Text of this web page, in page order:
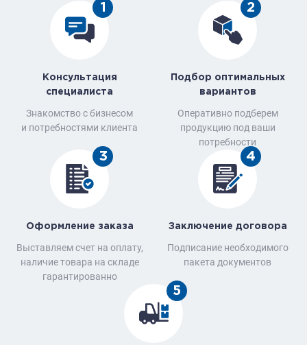
1
Консультация
специалиста
Знакомство с бизнесом
и потребностями клиента
2
Подбор оптимальных
вариантов
Оперативно подберем
продукцию под ваши
потребности
3
Оформление заказа
Выставляем счет на оплату,
наличие товара на складе
гарантированно
4
Заключение договора
Подписание необходимого
пакета документов
5